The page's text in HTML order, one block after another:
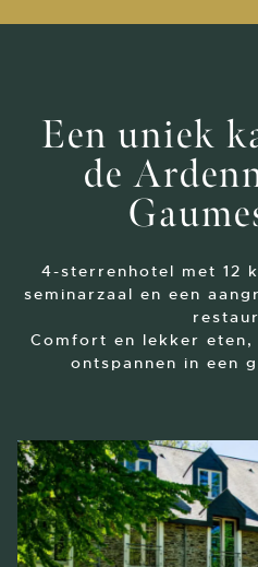
Een uniek
de
4-sterrenhotel met 12
seminarzaal en een
Comfort en lekker
ontspannen in een